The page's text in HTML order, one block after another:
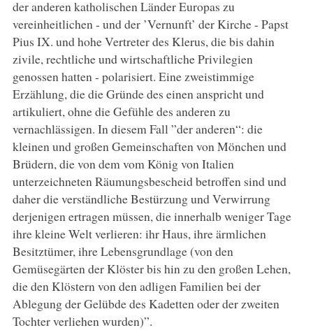
der anderen katholischen Länder Europas zu
vereinheitlichen - und der ’Vernunft’ der Kirche - Papst
Pius IX. und hohe Vertreter des Klerus, die bis dahin
zivile, rechtliche und wirtschaftliche Privilegien
genossen hatten - polarisiert. Eine zweistimmige
Erzählung, die die Gründe des einen anspricht und
artikuliert, ohne die Gefühle des anderen zu
vernachlässigen. In diesem Fall ”der anderen“: die
kleinen und großen Gemeinschaften von Mönchen und
Brüdern, die von dem vom König von Italien
unterzeichneten Räumungsbescheid betroffen sind und
daher die verständliche Bestürzung und Verwirrung
derjenigen ertragen müssen, die innerhalb weniger Tage
ihre kleine Welt verlieren: ihr Haus, ihre ärmlichen
Besitztümer, ihre Lebensgrundlage (von den
Gemüsegärten der Klöster bis hin zu den großen Lehen,
die den Klöstern von den adligen Familien bei der
Ablegung der Gelübde des Kadetten oder der zweiten
Tochter verliehen wurden)”.